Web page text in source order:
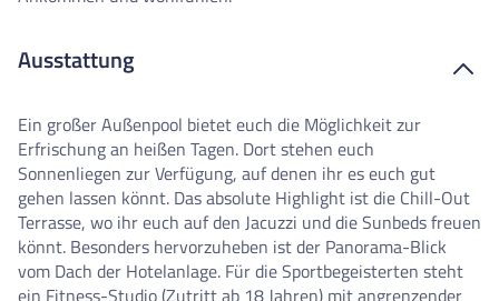
Ausstattung
Ein großer Außenpool bietet euch die Möglichkeit zur
Erfrischung an heißen Tagen. Dort stehen euch
Sonnenliegen zur Verfügung, auf denen ihr es euch gut
gehen lassen könnt. Das absolute Highlight ist die Chill-Out
Terrasse, wo ihr euch auf den Jacuzzi und die Sunbeds freuen
könnt. Besonders hervorzuheben ist der Panorama-Blick
vom Dach der Hotelanlage. Für die Sportbegeisterten steht
ein Fitness-Studio (Zutritt ab 18 Jahren) mit angrenzender